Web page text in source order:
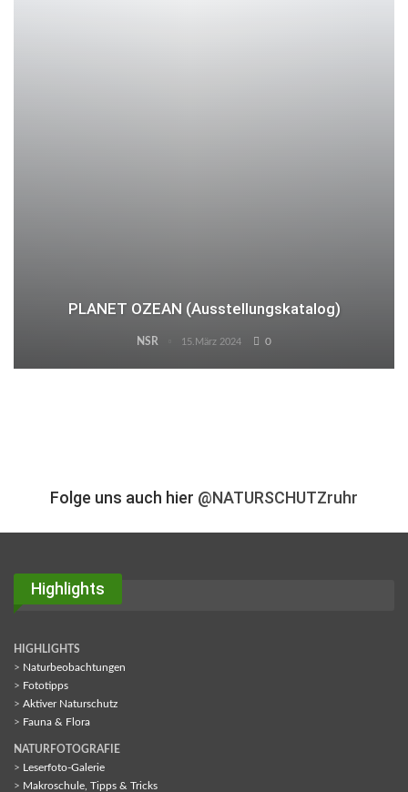
PLANET OZEAN (Ausstellungskatalog)
NSR 15.März 2024 0
Folge uns auch hier @NATURSCHUTZruhr
Highlights
HIGHLIGHTS
> Naturbeobachtungen
> Fototipps
> Aktiver Naturschutz
> Fauna & Flora
NATURFOTOGRAFIE
> Leserfoto-Galerie
> Makroschule, Tipps & Tricks